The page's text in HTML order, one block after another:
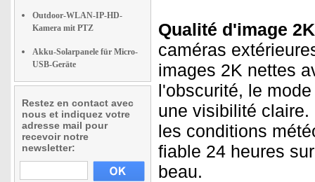
Outdoor-WLAN-IP-HD-
Kamera mit PTZ
Akku-Solarpanele für Micro-
USB-Geräte
Restez en contact avec
nous et indiquez votre
adresse mail pour
recevoir notre
newsletter:
Qualité d'image
caméras
images 2K nettes
l'obscurité, le
une visibilité
les conditions
fiable 24 heures
beau.